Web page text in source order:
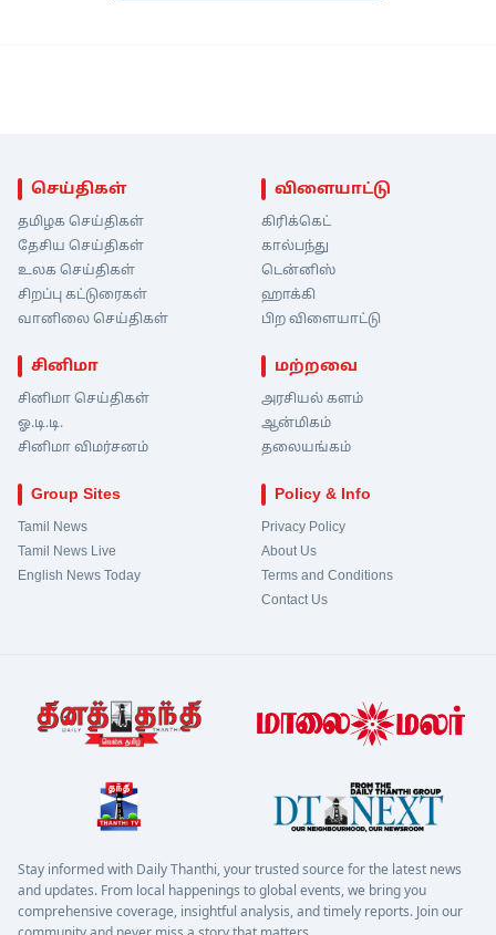
செய்திகள்
தமிழக செய்திகள்
தேசிய செய்திகள்
உலக செய்திகள்
சிறப்பு கட்டுரைகள்
வானிலை செய்திகள்
விளையாட்டு
கிரிக்கெட்
கால்பந்து
டென்னிஸ்
ஹாக்கி
பிற விளையாட்டு
சினிமா
சினிமா செய்திகள்
ஓ.டி.டி.
சினிமா விமர்சனம்
மற்றவை
அரசியல் களம்
ஆன்மிகம்
தலையங்கம்
Group Sites
Tamil News
Tamil News Live
English News Today
Policy & Info
Privacy Policy
About Us
Terms and Conditions
Contact Us
Stay informed with Daily Thanthi, your trusted source for the latest news
and updates. From local happenings to global events, we bring you
comprehensive coverage, insightful analysis, and timely reports. Join our